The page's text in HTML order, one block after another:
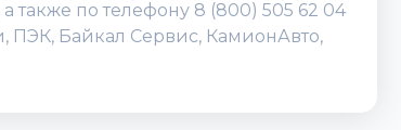
также по телефону 8 (800) 505 62 04
ПЭК, Байкал Сервис, КамионАвто,